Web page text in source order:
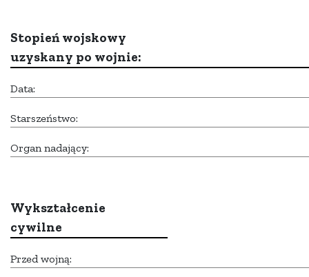
Stopień wojskowy
uzyskany po wojnie:
Data:
Starszeństwo:
Organ nadający:
Wykształcenie
cywilne
Przed wojną: